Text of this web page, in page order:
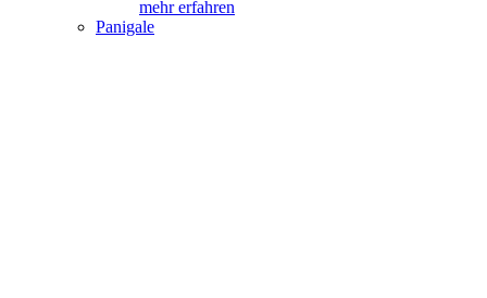
mehr erfahren
Panigale